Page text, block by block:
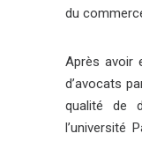
du
Après avoir
d’avocats
qualité de
l’université